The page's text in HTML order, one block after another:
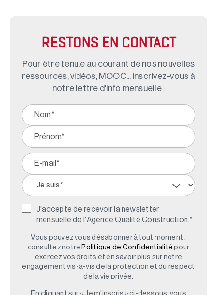
RESTONS EN CONTACT
Pour être tenu.e au courant de nos nouvelles
ressources, vidéos, MOOC... inscrivez-vous à
notre lettre d'info mensuelle :
J'accepte de recevoir la newsletter
mensuelle de l'Agence Qualité Construction. *
Vous pouvez vous désabonner à tout moment :
consultez notre Politique de Confidentialité pour
exercez vos droits et en savoir plus sur notre
engagement vis-à-vis de la protection et du respect
de la vie privée.
En cliquant sur « Je m'inscris » ci-dessous, vous